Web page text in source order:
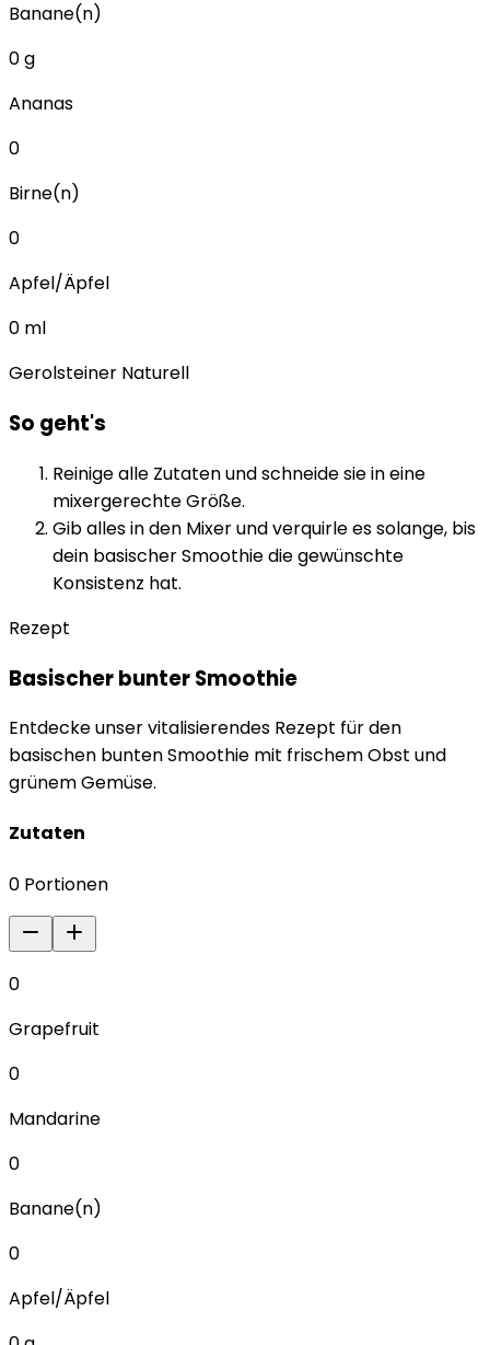
Banane(n)
0g
Ananas
0
Birne(n)
0
Apfel/Äpfel
0 ml
Gerolsteiner Naturell
So geht's
Reinige alle Zutaten und schneide sie in eine
mixergerechte Größe.
Gib alles in den Mixer und verquirle es solange, bis
dein basischer Smoothie die gewünschte
Konsistenz hat.
Rezept
Basischer bunter Smoothie
Entdecke unser vitalisierendes Rezept für den
basischen bunten Smoothie mit frischem Obst und
grünem Gemüse.
Zutaten
0 Portionen
0
Grapefruit
0
Mandarine
0
Banane(n)
0
Apfel/Äpfel